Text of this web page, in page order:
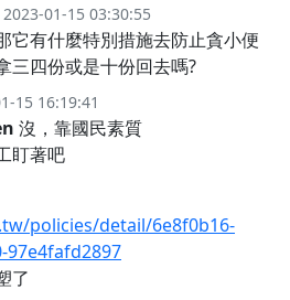
2023-01-15 03:30:55
它有什麼特別措施去防止貪小便
三四份或是十份回去嗎?
15 16:19:41
沒，靠國民素質
盯著吧
policies/detail/6e8f0b16-
97e4fafd2897
了